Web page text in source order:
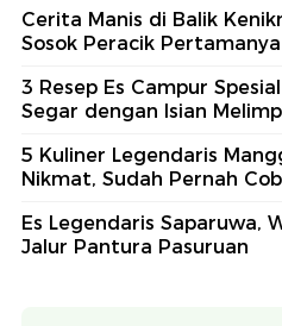
Cerita Manis di Balik
Sosok Peracik Pertamanya
3 Resep Es Campur
Segar dengan Isian
5 Kuliner Legendaris
Nikmat, Sudah Pernah
Es Legendaris Saparuwa,
Jalur Pantura Pasuruan